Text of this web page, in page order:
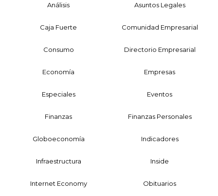
Análisis Asuntos Legales
Caja Fuerte Comunidad Empresarial
Consumo Directorio Empresarial
Economía Empresas
Especiales Eventos
Finanzas Finanzas Personales
Globoeconomía Indicadores
Infraestructura Inside
Internet Economy Obituarios